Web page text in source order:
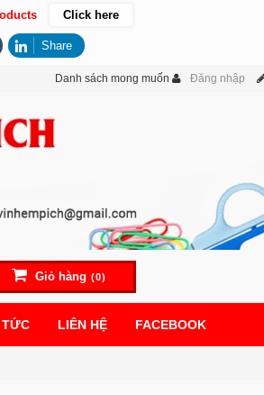
Danh sách mong muốn Đăng nhập
Giỏ hàng (0)
LIÊN HỆ FACEBOOK
Click here
Share